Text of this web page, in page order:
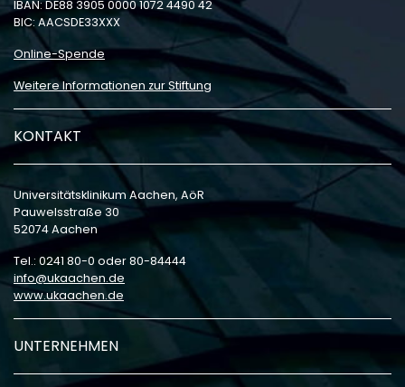
IBAN: DE88 3905 0000 1072 4490 42
BIC: AACSDE33XXX
Online-Spende
Weitere Informationen zur Stiftung
KONTAKT
Universitätsklinikum Aachen, AöR
Pauwelsstraße 30
52074 Aachen
Tel.: 0241 80-0 oder 80-84444
info
ukaachen de
www.ukaachen.de
UNTERNEHMEN